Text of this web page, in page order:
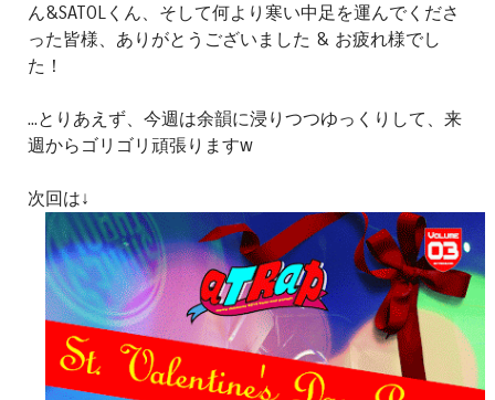
ん&SATOLくん、そして何より寒い中足を運んでくださ
った皆様、ありがとうございました & お疲れ様でし
た！
...とりあえず、今週は余韻に浸りつつゆっくりして、来
週からゴリゴリ頑張りますw
次回は↓